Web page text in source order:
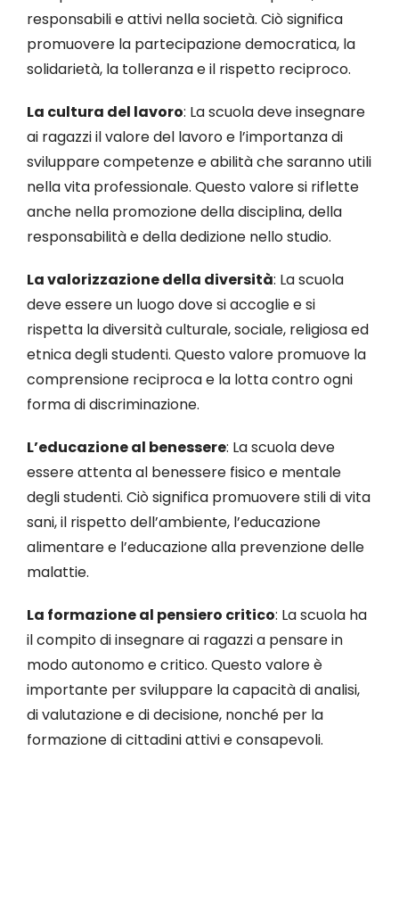
responsabili e attivi nella società. Ciò significa
promuovere la partecipazione democratica, la
solidarietà, la tolleranza e il rispetto reciproco.
La cultura del lavoro: La scuola deve insegnare
ai ragazzi il valore del lavoro e l’importanza di
sviluppare competenze e abilità che saranno utili
nella vita professionale. Questo valore si riflette
anche nella promozione della disciplina, della
responsabilità e della dedizione nello studio.
La valorizzazione della diversità: La scuola
deve essere un luogo dove si accoglie e si
rispetta la diversità culturale, sociale, religiosa ed
etnica degli studenti. Questo valore promuove la
comprensione reciproca e la lotta contro ogni
forma di discriminazione.
L’educazione al benessere: La scuola deve
essere attenta al benessere fisico e mentale
degli studenti. Ciò significa promuovere stili di vita
sani, il rispetto dell’ambiente, l’educazione
alimentare e l’educazione alla prevenzione delle
malattie.
La formazione al pensiero critico: La scuola ha
il compito di insegnare ai ragazzi a pensare in
modo autonomo e critico. Questo valore è
importante per sviluppare la capacità di analisi,
di valutazione e di decisione, nonché per la
formazione di cittadini attivi e consapevoli.